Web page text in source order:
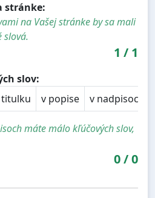
stránke:
na Vašej stránke by sa mali
slová.
1 / 1
slov:
titulku v popise v nadpisoch
máte málo kľúčových slov,
0/0